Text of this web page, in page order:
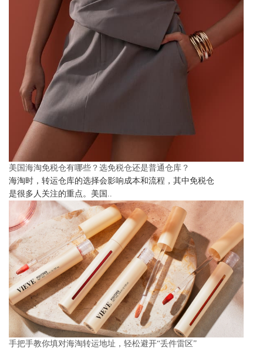
美国海淘免税仓有哪些？选免税仓还是普通仓库？
海淘时，转运仓库的选择会影响成本和流程，其中免税仓
是很多人关注的重点。美国..
手把手教你填对海淘转运地址，轻松避开“丢件雷区”